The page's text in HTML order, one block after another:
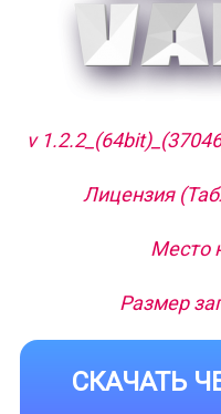
v
Лицензия
Место
Размер
СКАЧАТЬ